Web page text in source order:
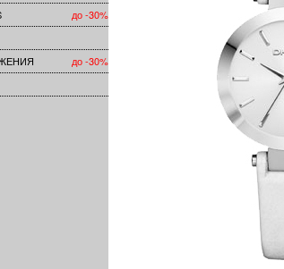
до -30%
до -30%